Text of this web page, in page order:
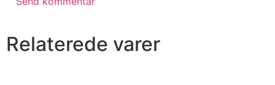
Relaterede varer